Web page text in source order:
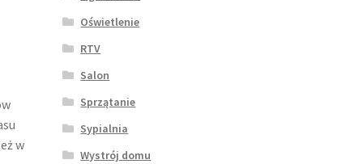
w
Oświetlenie
RTV
Salon
Sprzątanie
Sypialnia
Wystrój domu